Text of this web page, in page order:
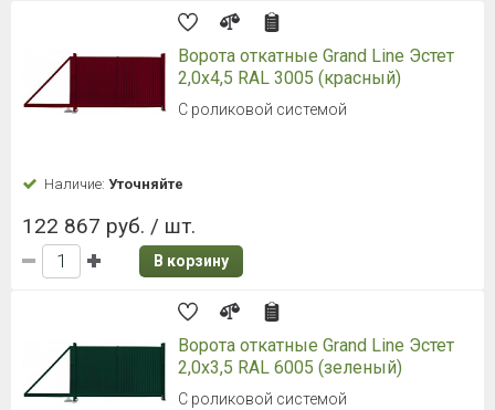
Ворота откатные Grand Line Эстет
2,0x4,5 RAL 3005 (красный)
С роликовой системой
Наличие: Уточняйте
122 867 руб. / шт.
В корзину
Ворота откатные Grand Line Эстет
2,0x3,5 RAL 6005 (зеленый)
С роликовой системой